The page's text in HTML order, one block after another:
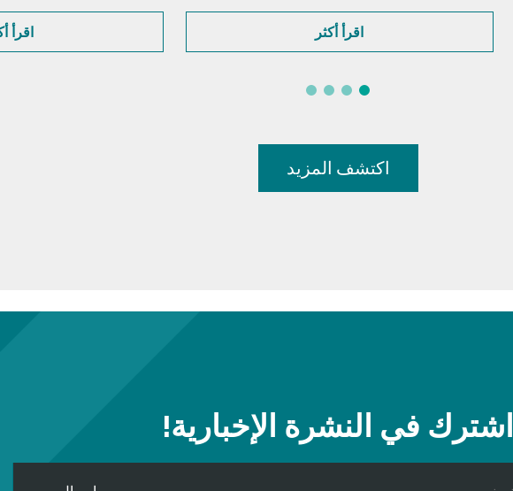
اقرأ أكثر اقرأ
اكتشف المزيد
اشترك في النشرة الإخبارية!